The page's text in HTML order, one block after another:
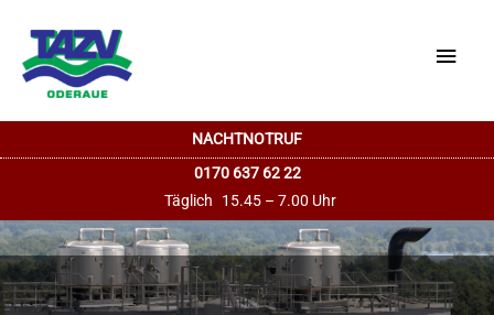
NACHTNOTRUF
0170 637 62 22
Täglich
15.45 – 7.00 Uhr